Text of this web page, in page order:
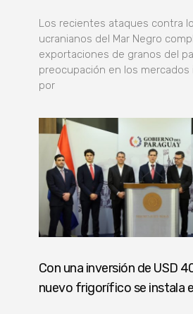
Los recientes ataques contra
ucranianos del Mar Negro
exportaciones de granos del
preocupación en los mercados
por
Con una inversión de USD
nuevo frigorífico se instala